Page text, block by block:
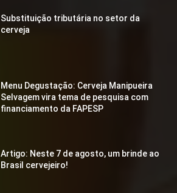
Substituição tributária no setor da
cerveja
Menu Degustação: Cerveja Manipueira
Selvagem vira tema de pesquisa com
financiamento da FAPESP
Artigo: Neste 7 de agosto, um brinde ao
Brasil cervejeiro!